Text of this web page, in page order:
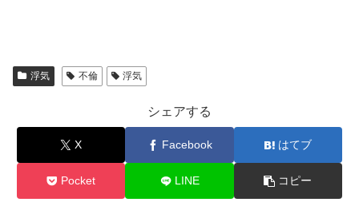
浮気 不倫 浮気
シェアする
X Facebook はてブ
Pocket LINE コピー